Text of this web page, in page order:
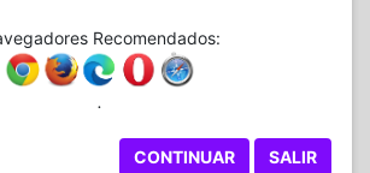
Recomendados:
.
CONTINUAR SALIR